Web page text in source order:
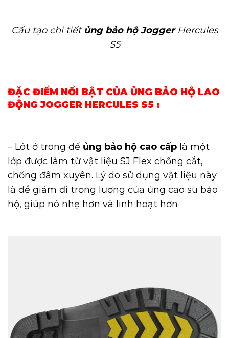
Cấu tạo chi tiết ủng bảo hộ Jogger Hercules
S5
ĐẶC ĐIỂM NỔI BẬT CỦA ỦNG BẢO HỘ LAO
ĐỘNG JOGGER HERCULES S5 :
– Lót ở trong đế ủng bảo hộ cao cấp là một
lớp được làm từ vật liệu SJ Flex chống cắt,
chống đâm xuyên. Lý do sử dụng vật liệu này
là để giảm đi trọng lượng của ủng cao su bảo
hộ, giúp nó nhẹ hơn và linh hoạt hơn